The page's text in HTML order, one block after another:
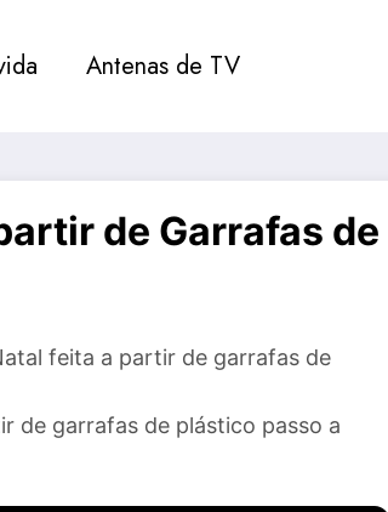
Antenas de TV
de Garrafas de
feita a partir de garrafas de
de garrafas de plástico passo a